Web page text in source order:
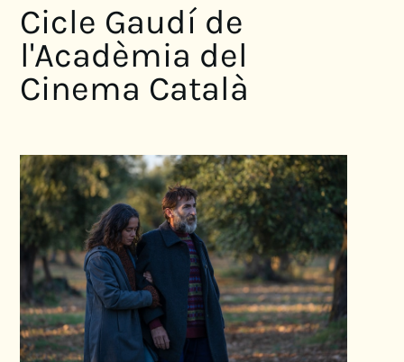
Cicle Gaudí de
l'Acadèmia del
Cinema Català